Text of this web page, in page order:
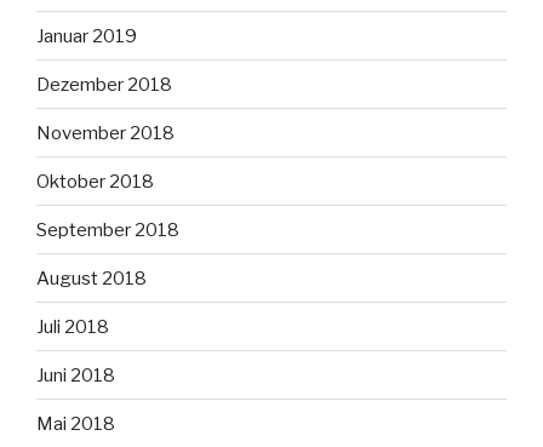
Januar 2019
Dezember 2018
November 2018
Oktober 2018
September 2018
August 2018
Juli 2018
Juni 2018
Mai 2018